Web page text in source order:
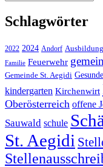
Schlagwörter
2022 2024 Andorf Ausbildung
Familie Feuerwehr
Gemeinde St. Aegidi
kindergarten Kirchenwirt
Oberösterreich offene
Sauwald schule
St. Aegidi